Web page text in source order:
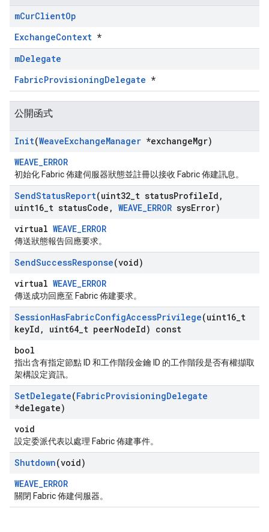
mCurClientOp
ExchangeContext *
mDelegate
FabricProvisioningDelegate *
公開函式
Init(WeaveExchangeManager *exchangeMgr)
WEAVE_ERROR
初始化 Fabric 佈建伺服器狀態並註冊以接收 Fabric 佈建訊息。
SendStatusReport(uint32 t statusProfileId ,
uint16 t statusCode , WEAVE_ERROR sysError)
virtual WEAVE_ERROR
傳送狀態報告回應要求。
SendSuccessResponse(void)
virtual WEAVE_ERROR
傳送成功回應至 Fabric 佈建要求。
SessionHasFabricConfigAccessPrivilege(uint16 t
keyId , uint64 t peerNodeId) const
bool
指出含有指定節點 ID 和工作階段金鑰 ID 的工作階段是否有權擷取
架構設定資訊。
SetDelegate(FabricProvisioningDelegate
*delegate)
void
設定委派代表以處理 Fabric 佈建事件。
Shutdown(void)
WEAVE_ERROR
關閉 Fabric 佈建伺服器。